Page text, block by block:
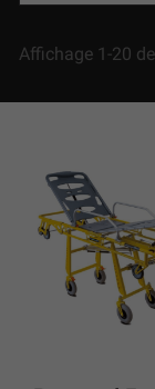
Affichage 1-20